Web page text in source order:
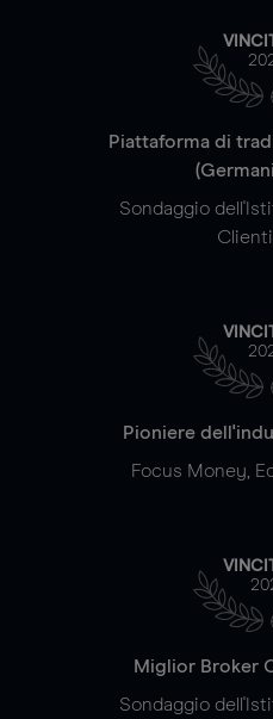
Piattaforma di
Sondaggio
Clienti
Pioniere
Focus Money,
Miglior Broker
Sondaggio